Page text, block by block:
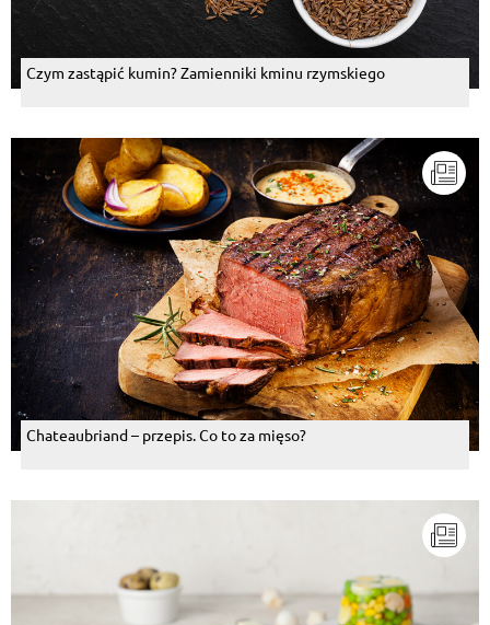
Czym zastąpić kumin? Zamienniki kminu rzymskiego
Chateaubriand – przepis. Co to za mięso?